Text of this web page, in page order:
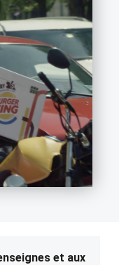
et aux